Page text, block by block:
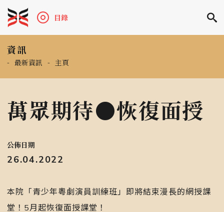
目錄
資訊
- 最新資訊 - 主頁
萬眾期待●恢復面授
公佈日期
26.04.2022
本院「青少年粵劇演員訓練班」即將結束漫長的網授課
堂！5月起恢復面授課堂！